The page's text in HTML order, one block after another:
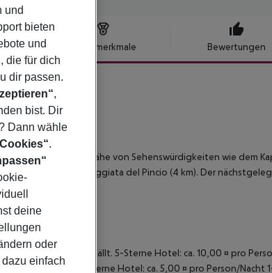
Hotelmerkmale Bewertungen
in Rom und in der Nähe von Sehenswürdigkeiten wie dem
(4 km) und der Passeggiata del Pincio (4 km). Der
Touristensteuer anfällt. 5-Sterne Hotel: ca. 10,00 ¤ pro
Person/Nacht 2-Sterne Hotel: ca. 5,00 ¤ pro Person/Nacht
und
bieten
und
die für dich
dir passen.
,
bist. Dir
Dann wähle
.
deine
oder
einfach